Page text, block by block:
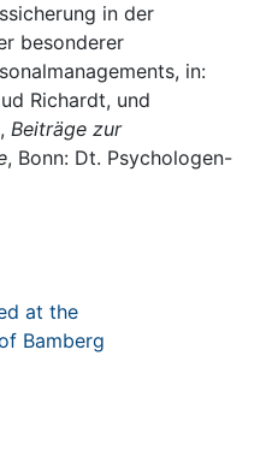
in der
besonderer
in:
Richardt, und
Beiträge zur
, Bonn: Dt. Psychologen-
at the
Bamberg